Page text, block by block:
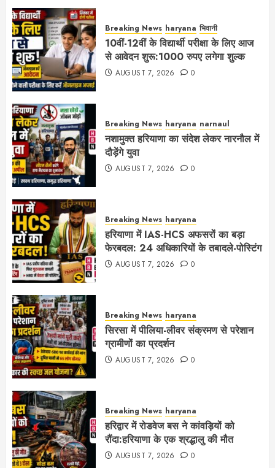
Breaking News haryana भिवानी
10वीं-12वीं के विद्यार्थी परीक्षा के लिए आज
से आवेदन शुरू:1000 रुपए लगेगा शुल्क
AUGUST 7, 2026 0
Breaking News haryana narnaul
नशामुक्त हरियाणा का संदेश लेकर नारनौल में
दौड़ेंगे युवा
AUGUST 7, 2026 0
Breaking News haryana
हरियाणा में IAS-HCS अफसरों का बड़ा
फेरबदल: 24 अधिकारियों के तबादले-पोस्टिंग
AUGUST 7, 2026 0
Breaking News haryana
सिरसा में पीलिया-लीवर संक्रमण से परेशान
ग्रामीणों का प्रदर्शन
AUGUST 7, 2026 0
Breaking News haryana
हरिद्वार में रोडवेज बस ने कांवड़ियों को
रौंदा:हरियाणा के एक श्रद्धालु की मौत
AUGUST 7, 2026 0